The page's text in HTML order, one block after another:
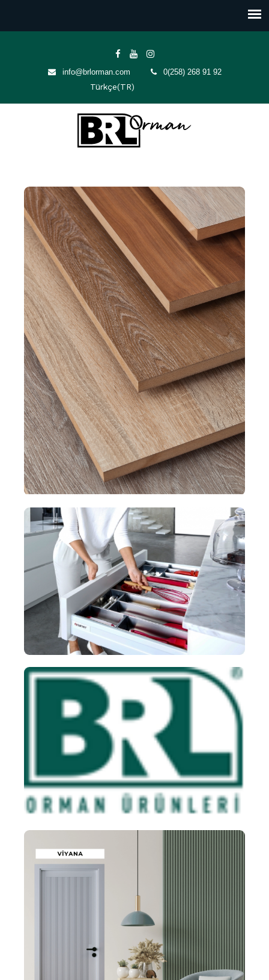
info@brlorman.com 0(258) 268 91 92